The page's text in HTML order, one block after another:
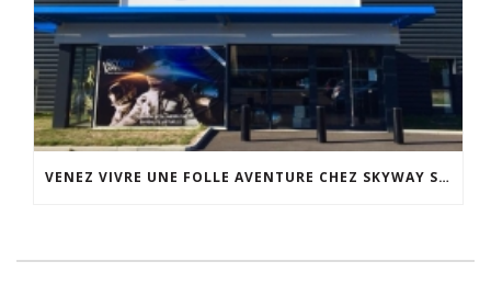
VENEZ VIVRE UNE FOLLE AVENTURE CHEZ SKYWAY SIMULATION.